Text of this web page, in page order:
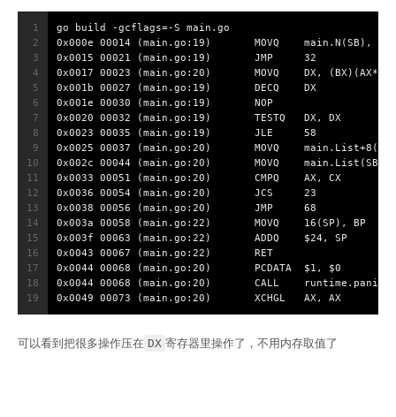
1
2
3
4
5
6
7
8
9
10
11
12
13
14
15
16
17
18
19
go build -gcflags=-S main.go
0x000e 00014 (main.go:19)	MOVQ	main.N(SB), DX
0x0015 00021 (main.go:19)	JMP	32
0x0017 00023 (main.go:20)	MOVQ	DX, (BX)(AX*8)
0x001b 00027 (main.go:19)	DECQ	DX
0x001e 00030 (main.go:19)	NOP
0x0020 00032 (main.go:19)	TESTQ	DX, DX
0x0023 00035 (main.go:19)	JLE	58
0x0025 00037 (main.go:20)	MOVQ
0x002c 00044 (main.go:20)	MOVQ
0x0033 00051 (main.go:20)	CMPQ	AX, CX
0x0036 00054 (main.go:20)	JCS	23
0x0038 00056 (main.go:20)	JMP	68
0x003a 00058 (main.go:22)	MOVQ	16(SP), BP
0x003f 00063 (main.go:22)	ADDQ	$24, SP
0x0043 00067 (main.go:22)	RET
0x0044 00068 (main.go:20)	PCDATA	$1, $0
0x0044 00068 (main.go:20)	CALL
0x0049 00073 (main.go:20)	XCHGL	AX, AX
可以看到把很多操作压在 DX 寄存器里操作了，不用内存取值了